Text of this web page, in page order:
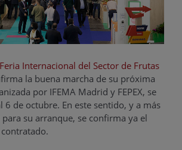
Internacional del Sector de Frutas
la buena marcha de su próxima
por IFEMA Madrid y FEPEX, se
6 de octubre. En este sentido, y a más
su arranque, se confirma ya el